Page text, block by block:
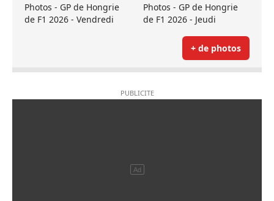
Photos - GP de Hongrie
de F1 2026 - Vendredi
Photos - GP de Hongrie
de F1 2026 - Jeudi
+ de photos